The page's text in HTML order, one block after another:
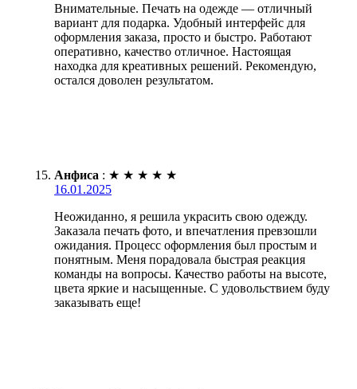
Внимательные. Печать на одежде — отличный
вариант для подарка. Удобный интерфейс для
оформления заказа, просто и быстро. Работают
оперативно, качество отличное. Настоящая
находка для креативных решений. Рекомендую,
остался доволен результатом.
Анфиса : ★ ★ ★ ★ ★
16.01.2025
Неожиданно, я решила украсить свою одежду.
Заказала печать фото, и впечатления превзошли
ожидания. Процесс оформления был простым и
понятным. Меня порадовала быстрая реакция
команды на вопросы. Качество работы на высоте,
цвета яркие и насыщенные. С удовольствием буду
заказывать еще!